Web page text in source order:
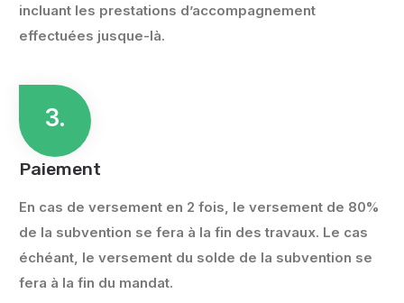
incluant les prestations d’accompagnement
effectuées jusque-là.
3.
Paiement
En cas de versement en 2 fois, le versement de 80%
de la subvention se fera à la fin des travaux. Le cas
échéant, le versement du solde de la subvention se
fera à la fin du mandat.